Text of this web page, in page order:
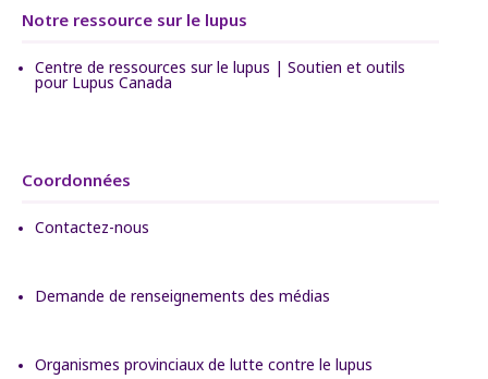
Notre ressource sur le lupus
Centre de ressources sur le lupus | Soutien et outils
pour Lupus Canada
Coordonnées
Contactez-nous
Demande de renseignements des médias
Organismes provinciaux de lutte contre le lupus